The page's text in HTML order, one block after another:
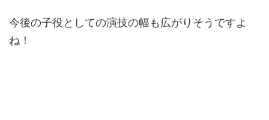
今後の子役としての演技の幅も広がりそうですよ
ね！